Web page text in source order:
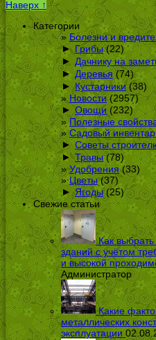
Наверх ↑
Категории
Болезни и
► Грибы(22)
► Дачнику на
► Деревья (74)
► Кустарники(38)
Новости(2957)
► Овощи (232)
Полезные
Садовый
► Советы
► Травы(78)
Удобрения(33)
Цветы(37)
► Ягоды(25)
Свежие статьи
Как
зданий с учётом
и высокой
Администратор
Какие
металлических
эксплуатации